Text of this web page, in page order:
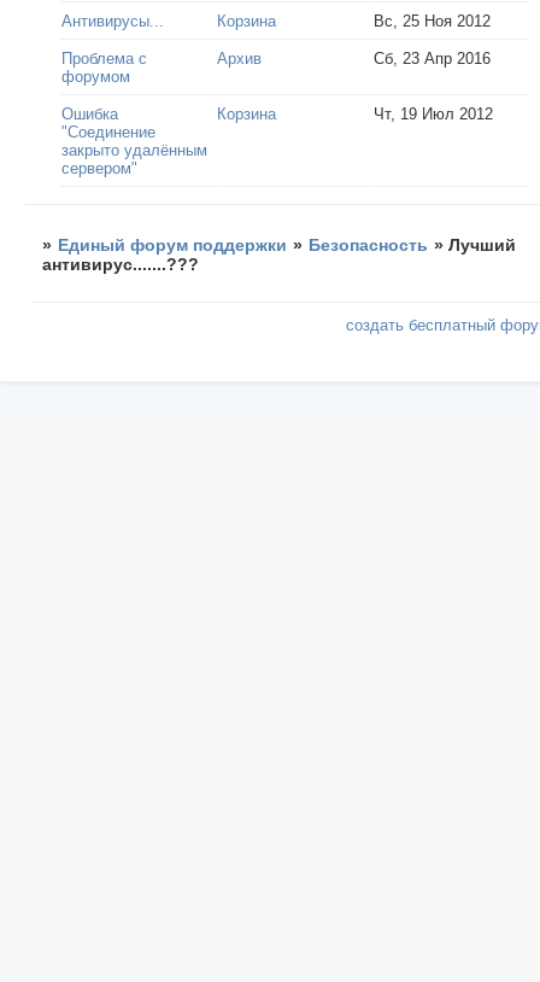
Антивирусы... Корзина Вс, 25 Ноя 2012
Проблема с
форумом
Архив Сб, 23 Апр 2016
Ошибка
"Соединение
закрыто удалённым
сервером"
Корзина Чт, 19 Июл 2012
» Единый форум поддержки » Безопасность »Лучший
антивирус.......???
создать бесплатный